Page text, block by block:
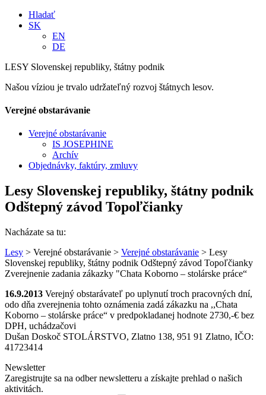
Hladať
SK
EN
DE
LESY Slovenskej republiky, štátny podnik
Našou víziou je trvalo udržateľný rozvoj štátnych lesov.
Verejné obstarávanie
Verejné obstarávanie
IS JOSEPHINE
Archív
Objednávky, faktúry, zmluvy
Lesy Slovenskej republiky, štátny podnik
Odštepný závod Topoľčianky
Nacházate sa tu:
Lesy > Verejné obstarávanie > Verejné obstarávanie > Lesy
Slovenskej republiky, štátny podnik Odštepný závod Topoľčianky
Zverejnenie zadania zákazky "Chata Koborno – stolárske práce“
16.9.2013 Verejný obstarávateľ po uplynutí troch pracovných dní,
odo dňa zverejnenia tohto oznámenia zadá zákazku na ,,Chata
Koborno – stolárske práce“ v predpokladanej hodnote 2730,-€ bez
DPH, uchádzačovi
Dušan Doskoč STOLÁRSTVO, Zlatno 138, 951 91 Zlatno, IČO:
41723414
Newsletter
Zaregistrujte sa na odber newsletteru a získajte prehlad o našich
aktivitách.